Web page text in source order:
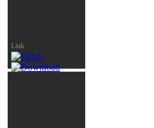
Link